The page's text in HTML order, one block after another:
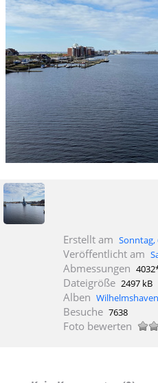
Erstellt am Sonntag,
Veröffentlicht am
Abmessungen
Dateigröße 2497 kB
Alben Wilhelmshaven
Besuche 7638
Foto bewerten